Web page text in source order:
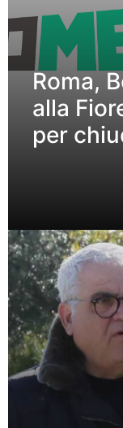
Roma,
alla
per